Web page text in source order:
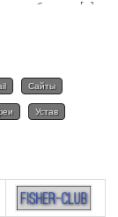
общения [..]
Сайты
Устав